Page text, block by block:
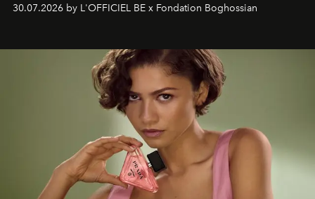
émotionnel où chaque œuvre devient le souvenir
émerveillement.
30.07.2026 by L'OFFICIEL BE x Fondation Boghossian